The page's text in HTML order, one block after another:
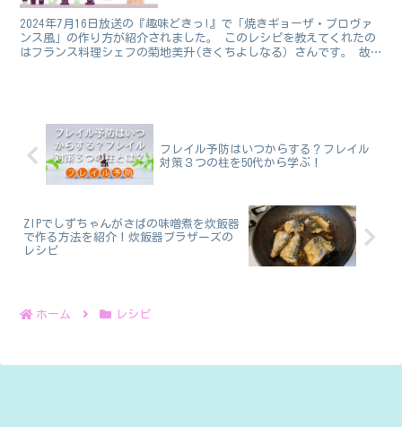
2024年7月16日放送の『趣味どきっ!』で「焼きギョーザ・プロヴァ
ンス風」の作り方が紹介されました。 このレシピを教えてくれたの
はフランス料理シェフの菊地美升(きくちよしなる）さんです。 故
フレイル予防はいつからする？フレイル
対策３つの柱を50代から学ぶ！
ZIPでしずちゃんがさばの味噌煮を炊飯器
で作る方法を紹介！炊飯器ブラザーズの
レシピ
ホーム レシピ